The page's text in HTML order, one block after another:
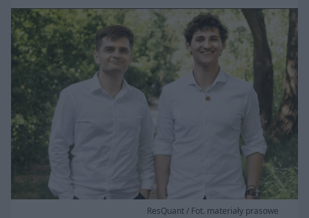
ResQuant / Fot. materiały prasowe